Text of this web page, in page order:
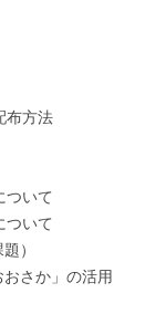
布方法
ついて
ついて
）
さか」の活用